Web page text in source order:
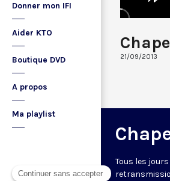
Donner mon IFI
Aider KTO
Boutique DVD
A propos
Ma playlist
21/09/2013
Tous les